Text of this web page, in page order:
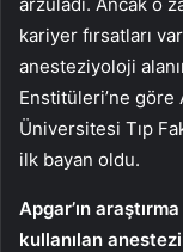
kariyer fırsatları
anesteziyoloji
Enstitüleri’ne
Üniversitesi Tıp
ilk bayan oldu.
Apgar’ın
kullanılan